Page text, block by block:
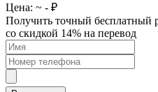
Цена: ~ - ₽
Получить точный бесплатный
со скидкой 14% на перевод